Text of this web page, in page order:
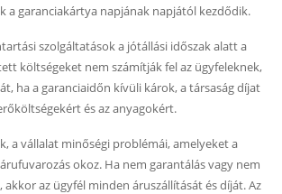
a garanciakártya napjának napjától kezdődik.
szolgáltatások a jótállási időszak alatt a
költségeket nem számítják fel az ügyfeleknek,
ha a garanciaidőn kívüli károk, a társaság díjat
és az anyagokért.
a vállalat minőségi problémái, amelyeket a
okoz. Ha nem garantálás vagy nem
az ügyfél minden áruszállítását és díját. Az